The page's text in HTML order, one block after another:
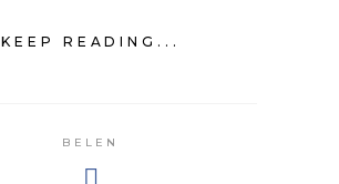
KEEP READING...
BELEN